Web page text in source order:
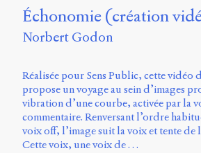
Échonomie (création
Norbert Godon
Réalisée pour Sens Public, cette
propose un voyage au sein d’images
vibration d’une courbe, activée par la
commentaire. Renversant l’ordre
voix off, l’image suit la voix et tente
Cette voix, une voix de …